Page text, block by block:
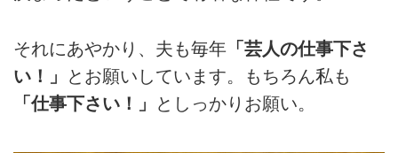
それにあやかり、夫も毎年 「芸人の仕事下さ
い！」
とお願いしています。もちろん私も
「仕事下さい！」
としっかりお願い。